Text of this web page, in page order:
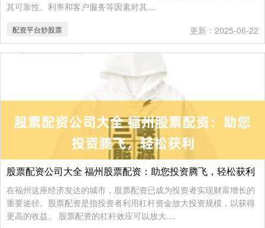
其可靠性、利率和客户服务等因素对其....
配资平台炒股票 更新：2025-06-22
股票配资公司大全 福州股票配资：助您投资腾飞，轻松获利
在福州这座经济发达的城市，股票配资已成为投资者实现财富增长的
重要途径。股票配资是指投资者利用杠杆资金放大投资规模，以获得
更高的收益。 股票配资的杠杆效应可以放大....